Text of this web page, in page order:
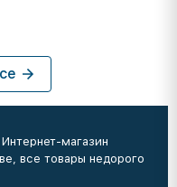
магазин
все товары недорого